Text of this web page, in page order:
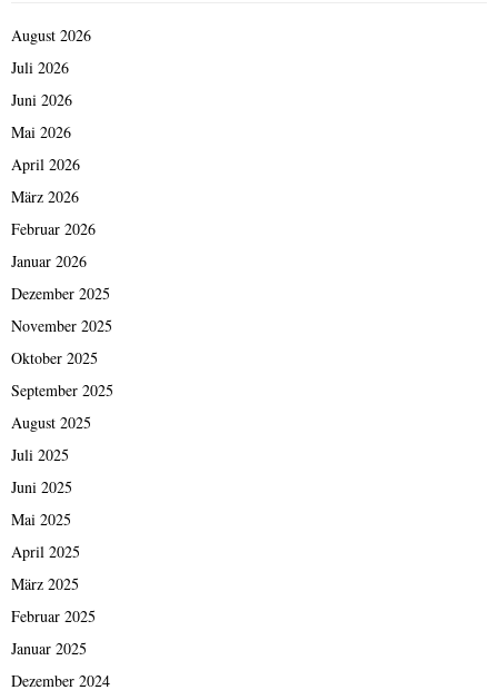
August 2026
Juli 2026
Juni 2026
Mai 2026
April 2026
März 2026
Februar 2026
Januar 2026
Dezember 2025
November 2025
Oktober 2025
September 2025
August 2025
Juli 2025
Juni 2025
Mai 2025
April 2025
März 2025
Februar 2025
Januar 2025
Dezember 2024